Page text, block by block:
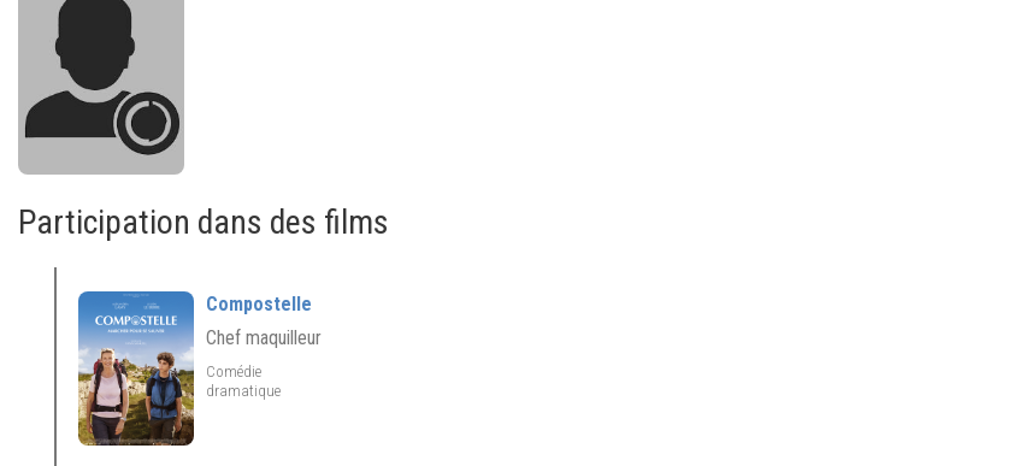
Participation dans des films
Compostelle
Chef maquilleur
Comédie
dramatique